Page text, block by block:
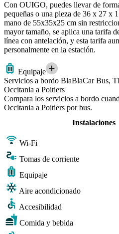
Con OUIGO, puedes llevar de
pequeñas o una pieza de 36 x 27 x
mano de 55x35x25 cm sin
mayor tamaño, se aplica una tarifa
línea con antelación, y esta tarifa
personalmente en la estación.
Equipaje
Servicios a bordo BlaBlaCar Bus,
Occitania a Poitiers
Compara los servicios a bordo
Occitania a Poitiers por bus.
Instalaciones
Wi-Fi
Tomas de corriente
Equipaje
Aire acondicionado
Accesibilidad
Comida y bebida